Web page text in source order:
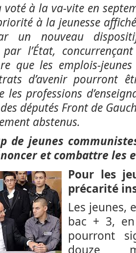
voté à la va-vite en
à la jeunesse
un nouveau
par l’État,
que les emplois-
d’avenir pourront
les professions
députés Front de
abstenus.
de jeunes
et combattre les
Pour les
précarité
Les jeunes,
bac + 3,
pourront
douze